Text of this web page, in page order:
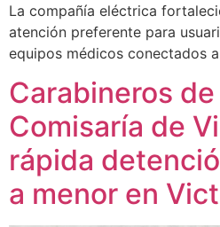
La compañía eléctrica
atención preferente para
equipos médicos conectados
Carabineros
Comisaría de
rápida
a menor en